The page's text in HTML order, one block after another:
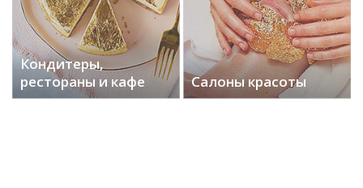
Кондитеры,
рестораны и кафе
Салоны красоты